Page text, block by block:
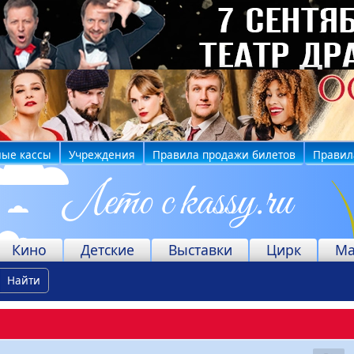
кассы Учреждения Правила продажи билетов
Кино Детские Выставки Цирк
Найти